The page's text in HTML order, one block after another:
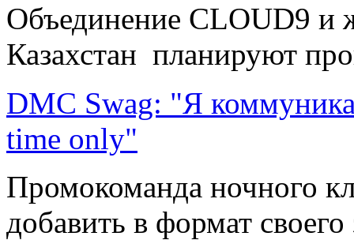
Объединение CLOUD9 и
Казахстан планируют
DMC Swag: "Я
time only"
Промокоманда ночного
добавить в формат своего